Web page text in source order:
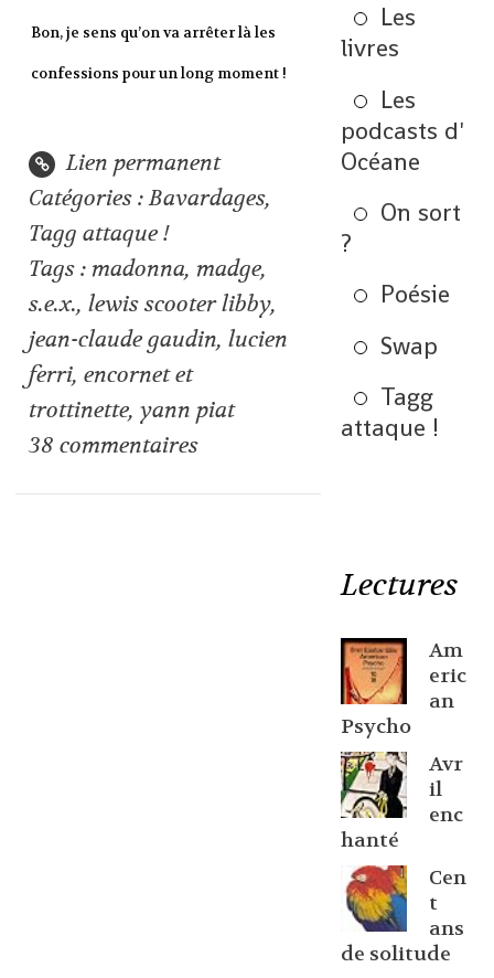
Bon, je sens qu’on va arrêter là les
confessions pour un long moment !
Lien permanent
Catégories :Bavardages,
Tagg attaque !
Tags : madonna, madge,
s.e.x.,lewis scooter libby,
jean-claude gaudin,lucien
ferri,encornet et
trottinette,yann piat
38 commentaires
Les
livres
Les
podcasts d'
Océane
On sort
?
Poésie
Swap
Tagg
attaque !
Lectures
Am
eric
an
Psycho
Avr
il
enc
hanté
Cen
t
ans
de solitude